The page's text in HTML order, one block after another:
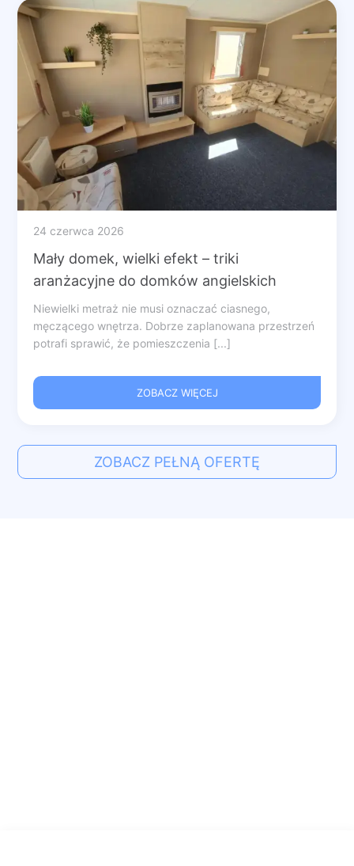
24 czerwca 2026
Mały domek, wielki efekt – triki
aranżacyjne do domków angielskich
Niewielki metraż nie musi oznaczać ciasnego,
męczącego wnętrza. Dobrze zaplanowana przestrzeń
potrafi sprawić, że pomieszczenia [...]
ZOBACZ WIĘCEJ
ZOBACZ PEŁNĄ OFERTĘ